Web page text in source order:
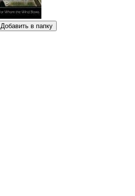
Добавить в папку